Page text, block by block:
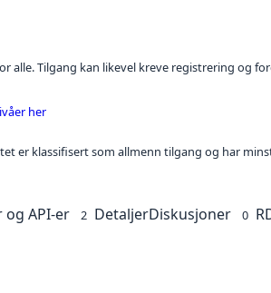
alle. Tilgang kan likevel kreve registrering og
her
er klassifisert som allmenn tilgang og har
API-er 2 DetaljerDiskusjoner 0